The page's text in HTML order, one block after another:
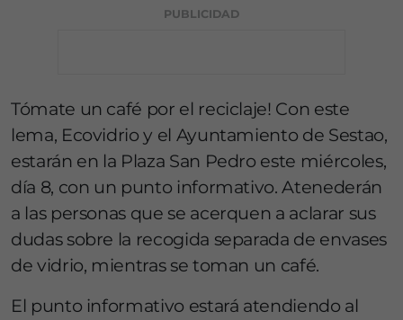
PUBLICIDAD
Tómate un café por el reciclaje! Con este
lema, Ecovidrio y el Ayuntamiento de Sestao,
estarán en la Plaza San Pedro este miércoles,
día 8, con un punto informativo. Atenederán
a las personas que se acerquen a aclarar sus
dudas sobre la recogida separada de envases
de vidrio, mientras se toman un café.
El punto informativo estará atendiendo al